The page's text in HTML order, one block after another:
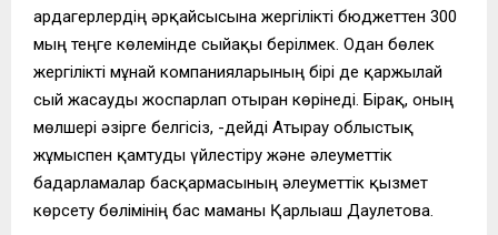
ардагерлердің әрқайсысына жергілікті бюджеттен 300
мың теңге көлемінде сыйақы берілмек. Одан бөлек
жергілікті мұнай компанияларының бірі де қаржылай
сый жасауды жоспарлап отырған көрінеді. Бірақ, оның
мөлшері әзірге белгісіз, -дейді Атырау облыстық
жұмыспен қамтуды үйлестіру және әлеуметтік
бағдарламалар басқармасының әлеуметтік қызмет
көрсету бөлімінің бас маманы Қарлығаш Даулетова.